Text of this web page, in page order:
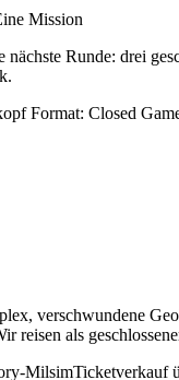
Mission
Runde: drei
Format: Closed
verschwundene
reisen als
MilsimTicketverkauf